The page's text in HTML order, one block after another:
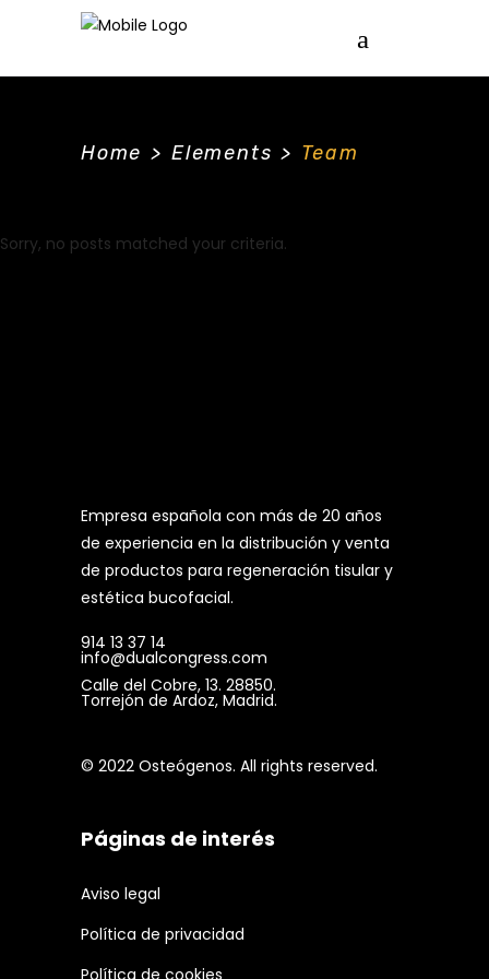
Home > Elements > Team
Sorry, no posts matched your criteria.
Empresa española con más de 20 años
de experiencia en la distribución y venta
de productos para regeneración tisular y
estética bucofacial.
914 13 37 14
info@dualcongress.com
Calle del Cobre, 13. 28850.
Torrejón de Ardoz, Madrid.
© 2022 Osteógenos. All rights reserved.
Páginas de interés
Aviso legal
Política de privacidad
Política de cookies